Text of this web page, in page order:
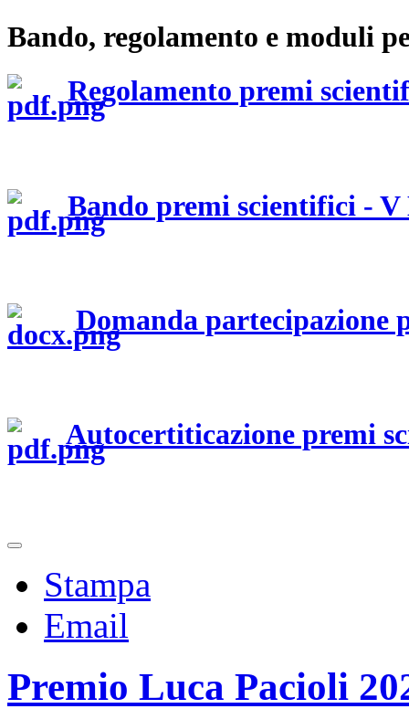
Bando, regolamento e moduli
Regolamento premi
Bando premi scientifici - V
Domanda partecipazione
Autocertiticazione premi
Stampa
Email
Premio Luca Pacioli